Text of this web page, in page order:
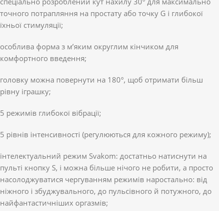
точного потрапляння на простату або точку G і глибокої
їхньої стимуляції;
особлива форма з м’яким округлим кінчиком для
комфортного введення;
головку можна повернути на 180°, щоб отримати більш
рівну іграшку;
5 режимів глибокої вібрації;
5 рівнів інтенсивності (регулюються для кожного режиму);
інтелектуальний режим Svakom: достатньо натиснути на
пульті кнопку S, і можна більше нічого не робити, а просто
насолоджуватися чергуванням режимів наростально: від
ніжного і збуджувального, до пульсівного й потужного, до
найфантастичніших оргазмів;